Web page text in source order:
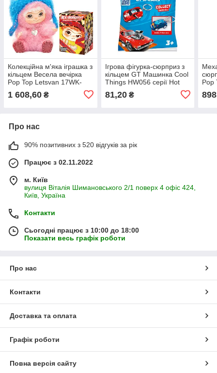
Колекційна м'яка іграшка з
кільцем Весела вечірка
Pop Top Letsvan 17WK-
1 608,60 ₴
Ігрова фігурка-сюрприз з
кільцем GT Машинка Cool
Things HW056 серії Hot
81,20₴
Pop
Про нас
90% позитивних з 520 відгуків за рік
Працює з 02.11.2022
м. Київ
вулиця Віталія Шимановського 2/1 поверх 4 офіс 424,
Київ, Україна
Контакти
Сьогодні працює з 10:00 до 18:00
Показати весь графік роботи
Про нас
Контакти
Доставка та оплата
Графік роботи
Повна версія сайту